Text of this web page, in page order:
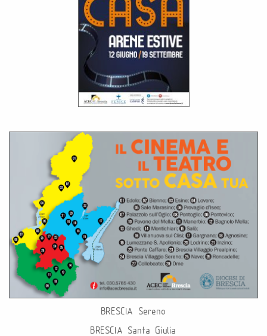
BRESCIA Sereno
BRESCIA Santa Giulia